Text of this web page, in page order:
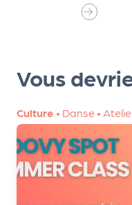
Vous
Culture • Danse •
n
i
s
a
t
e